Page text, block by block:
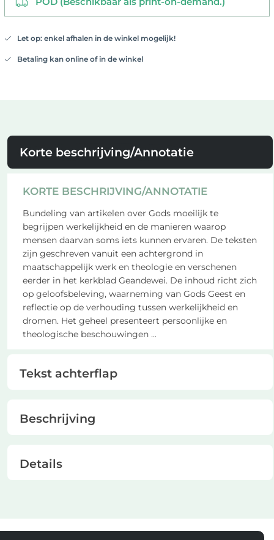
Let op: enkel afhalen in de winkel mogelijk!
Betaling kan online of in de winkel
Korte beschrijving/Annotatie
KORTE BESCHRIJVING/ANNOTATIE
Bundeling van artikelen over Gods moeilijk te
begrijpen werkelijkheid en de manieren waarop
mensen daarvan soms iets kunnen ervaren. De teksten
zijn geschreven vanuit een achtergrond in
maatschappelijk werk en theologie en verschenen
eerder in het kerkblad Geandewei. De inhoud richt zich
op geloofsbeleving, waarneming van Gods Geest en
reflectie op de verhouding tussen werkelijkheid en
dromen. Het geheel presenteert persoonlijke en
theologische beschouwingen ...
Tekst achterflap
Beschrijving
Details